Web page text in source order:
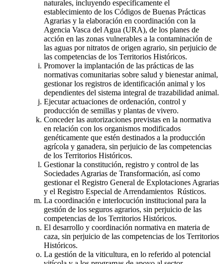
naturales, incluyendo específicamente el
establecimiento de los Códigos de Buenas Prácticas
Agrarias y la elaboración en coordinación con la
Agencia Vasca del Agua (URA), de los planes de
acción en las zonas vulnerables a la contaminación de
las aguas por nitratos de origen agrario, sin perjuicio de
las competencias de los Territorios Históricos.
Promover la implantación de las prácticas de las
normativas comunitarias sobre salud y bienestar animal,
gestionar los registros de identificación animal y los
dependientes del sistema integral de trazabilidad animal.
Ejecutar actuaciones de ordenación, control y
producción de semillas y plantas de vivero.
Conceder las autorizaciones previstas en la normativa
en relación con los organismos modificados
genéticamente que estén destinados a la producción
agrícola y ganadera, sin perjuicio de las competencias
de los Territorios Históricos.
Gestionar la constitución, registro y control de las
Sociedades Agrarias de Transformación, así como
gestionar el Registro General de Explotaciones Agrarias
y el Registro Especial de Arrendamientos Rústicos.
La coordinación e interlocución institucional para la
gestión de los seguros agrarios, sin perjuicio de las
competencias de los Territorios Históricos.
El desarrollo y coordinación normativa en materia de
caza, sin perjuicio de las competencias de los Territorios
Históricos.
La gestión de la viticultura, en lo referido al potencial